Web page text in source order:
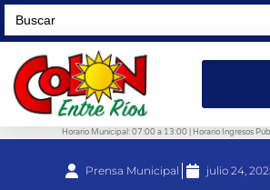
Search
for:
Horario Municipal: 07:00 a 13:00 | Horario Ingresos
Prensa Municipal julio 24,